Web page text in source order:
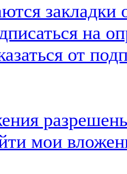
закладки
на
от
мои